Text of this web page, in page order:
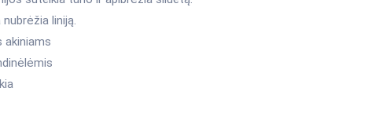
liniją.
akiniams